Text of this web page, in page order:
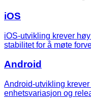
iOS
iOS-utvikling krever
stabilitet for å møte
Android
Android-utvikling
enhetsvariasjon og